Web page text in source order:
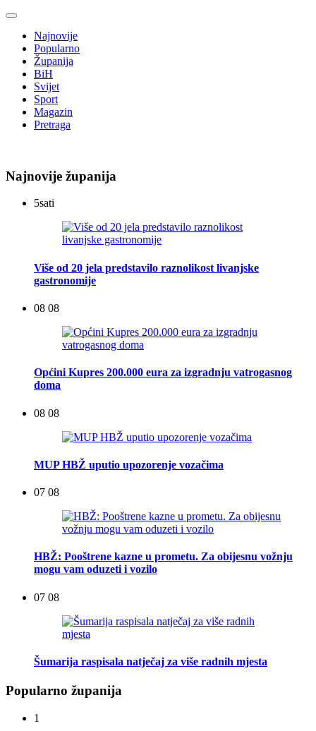
Najnovije
Popularno
Županija
BiH
Svijet
Sport
Magazin
Pretraga
Najnovije županija
5sati
Više od 20 jela predstavilo raznolikost livanjske
gastronomije
08 08
Općini Kupres 200.000 eura za izgradnju vatrogasnog
doma
08 08
MUP HBŽ uputio upozorenje vozačima
07 08
HBŽ: Pooštrene kazne u prometu. Za obijesnu vožnju
mogu vam oduzeti i vozilo
07 08
Šumarija raspisala natječaj za više radnih mjesta
Popularno županija
1